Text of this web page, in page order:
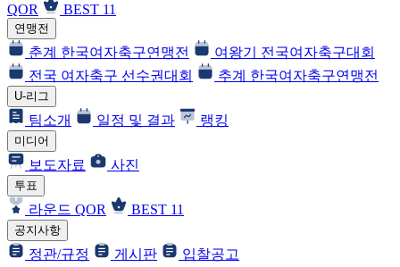
QOR
BEST 11
연맹전
춘계 한국여자축구연맹전
여왕기 전국여자축구대회
전국 여자축구 선수권대회
추계 한국여자축구연맹전
U-리그
팀소개 일정 및 결과 랭킹
미디어
보도자료 사진
투표
라운드 QOR BEST 11
공지사항
정관/규정 게시판
입찰공고